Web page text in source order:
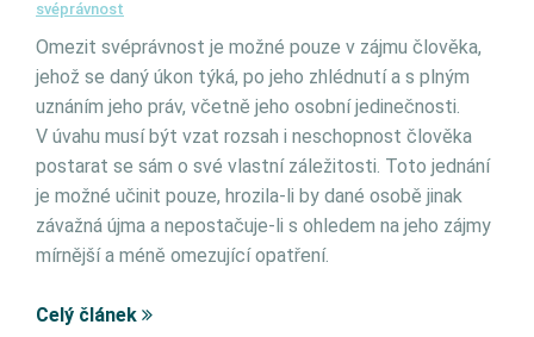
svéprávnost
Omezit svéprávnost je možné pouze v zájmu člověka,
jehož se daný úkon týká, po jeho zhlédnutí a s plným
uznáním jeho práv, včetně jeho osobní jedinečnosti.
V úvahu musí být vzat rozsah i neschopnost člověka
postarat se sám o své vlastní záležitosti. Toto jednání
je možné učinit pouze, hrozila-li by dané osobě jinak
závažná újma a nepostačuje-li s ohledem na jeho zájmy
mírnější a méně omezující opatření.
Celý článek